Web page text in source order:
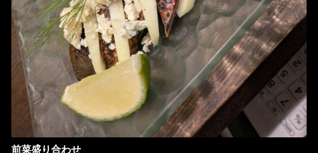
前菜盛り合わせ